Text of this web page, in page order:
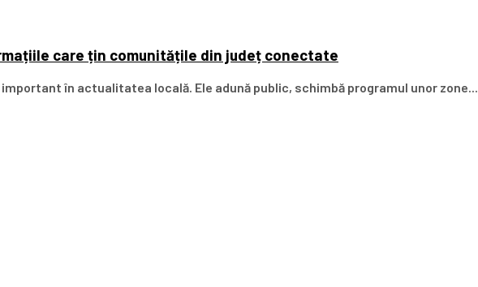
care țin comunitățile din județ conectate
în actualitatea locală. Ele adună public, schimbă programul unor zone...